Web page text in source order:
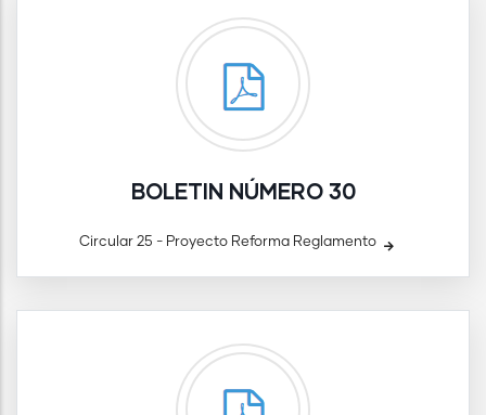
BOLETIN NÚMERO 30
Circular 25 - Proyecto Reforma Reglamento